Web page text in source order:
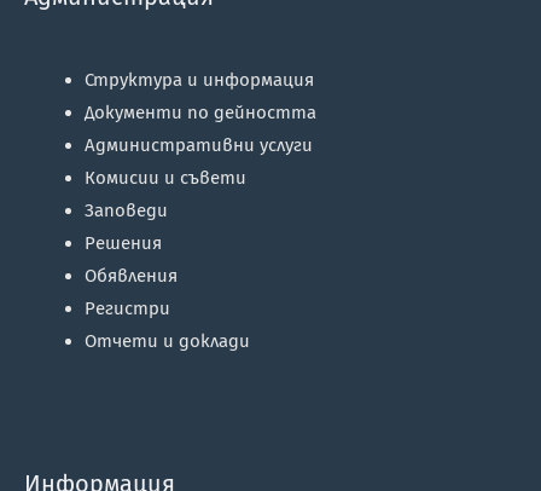
Структура и информация
Документи по дейността
Административни услуги
Комисии и съвети
Заповеди
Решения
Обявления
Регистри
Отчети и доклади
Информация